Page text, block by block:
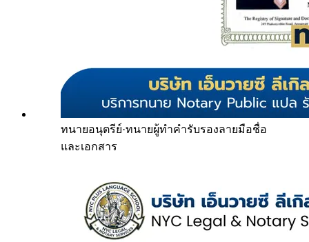
ทนายอนุตรีย์·ทนายผู้ทำคำรับรองลายมือชื่อ
และเอกสาร